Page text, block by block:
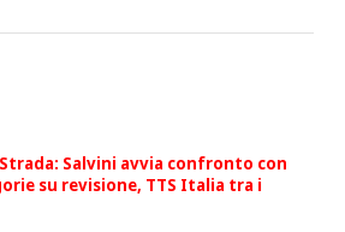
Salvini avvia confronto con
su revisione, TTS Italia tra i